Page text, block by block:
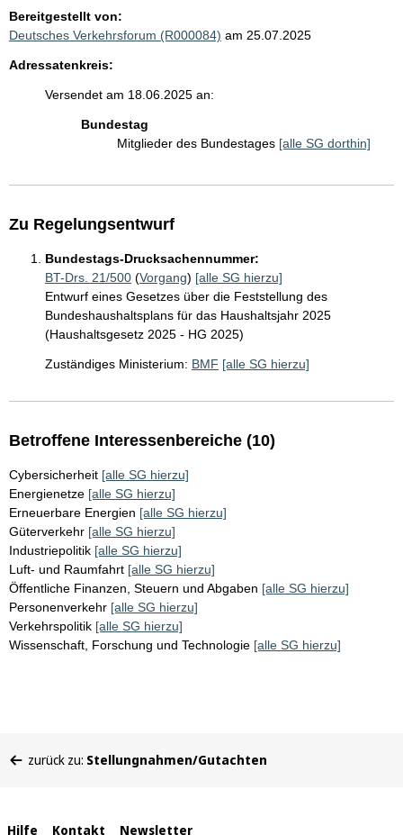
Bereitgestellt von:
Deutsches Verkehrsforum (R000084) am 25.07.2025
Adressatenkreis:
Versendet am 18.06.2025 an:
Bundestag
Mitglieder des Bundestages [alle SG dorthin]
Zu Regelungsentwurf
Bundestags-Drucksachennummer:
BT-Drs. 21/500 (Vorgang) [alle SG hierzu]
Entwurf eines Gesetzes über die Feststellung des
Bundeshaushaltsplans für das Haushaltsjahr 2025
(Haushaltsgesetz 2025 - HG 2025)
Zuständiges Ministerium: BMF [alle SG hierzu]
Betroffene Interessenbereiche (10)
Cybersicherheit [alle SG hierzu]
Energienetze [alle SG hierzu]
Erneuerbare Energien [alle SG hierzu]
Güterverkehr [alle SG hierzu]
Industriepolitik [alle SG hierzu]
Luft- und Raumfahrt [alle SG hierzu]
Öffentliche Finanzen, Steuern und Abgaben [alle SG hierzu]
Personenverkehr [alle SG hierzu]
Verkehrspolitik [alle SG hierzu]
Wissenschaft, Forschung und Technologie [alle SG hierzu]
befinden
zurück zu: Stellungnahmen/Gutachten
Hilfe Kontakt Newsletter